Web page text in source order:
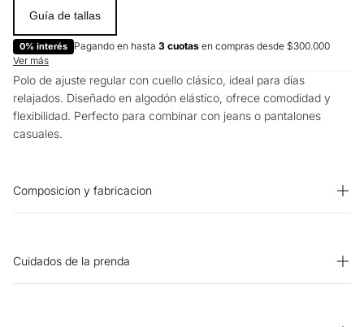
Guía de tallas
0% interés Pagando en hasta 3 cuotas en compras desde $300.000
Ver más
Polo de ajuste regular con cuello clásico, ideal para días
relajados. Diseñado en algodón elástico, ofrece comodidad y
flexibilidad. Perfecto para combinar con jeans o pantalones
casuales.
Composicion y fabricacion
Cuidados de la prenda